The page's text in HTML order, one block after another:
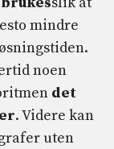
mindre
noen
det
. Videre kan
uten